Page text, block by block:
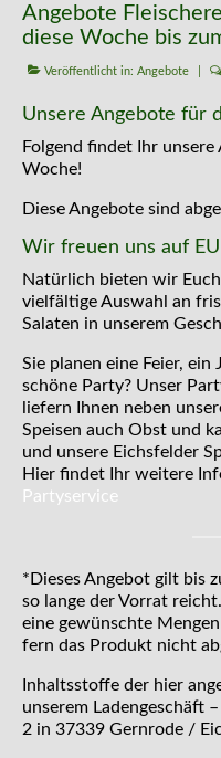
Angebote
diese Woche bis
Veröffentlicht in: Angebote
Unsere Angebote für
Folgend findet Ihr
Woche!
Diese Angebote sind
Wir freuen uns auf
Natürlich bieten wir
vielfältige Auswahl an
Salaten in unserem
Sie planen eine Feier,
schöne Party? Unser
liefern Ihnen neben
Speisen auch Obst und
und unsere Eichsfelder
Hier findet Ihr weitere
Partyservice
*Dieses Angebot gilt bis
so lange der Vorrat
eine gewünschte
fern das Produkt nicht
Inhaltsstoffe der hier
unserem Ladengeschäft
2 in 37339 Gernrode /